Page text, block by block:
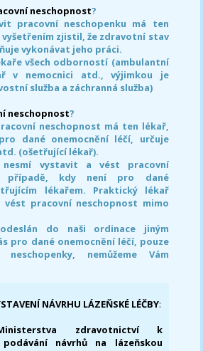
neschopnost?
pracovní neschopenku má ten
zjistil, že zdravotní stav
vykonávat jeho práci.
všech odborností (ambulantní
v nemocnici atd., výjimkou je
služba a záchranná služba)
neschopnost?
neschopnost má ten lékař,
dané onemocnění léčí, určuje
(ošetřující lékař).
vystavit a vést pracovní
případě, kdy není pro dané
lékařem. Praktický lékař
pracovní neschopnost mimo
do naši ordinace jiným
pro dané onemocnění léčí, pouze
nemůžeme Vám
NÁVRHU LÁZEŇSKÉ LÉČBY:
zdravotnictví k
návrhů na lázeňskou